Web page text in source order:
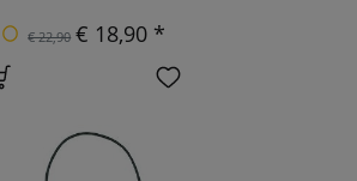
€ 22,90 € 18,90 *